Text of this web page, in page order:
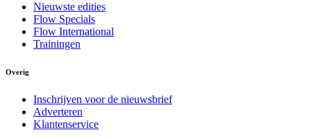
Nieuwste edities
Flow Specials
Flow International
Trainingen
Overig
Inschrijven voor de nieuwsbrief
Adverteren
Klantenservice